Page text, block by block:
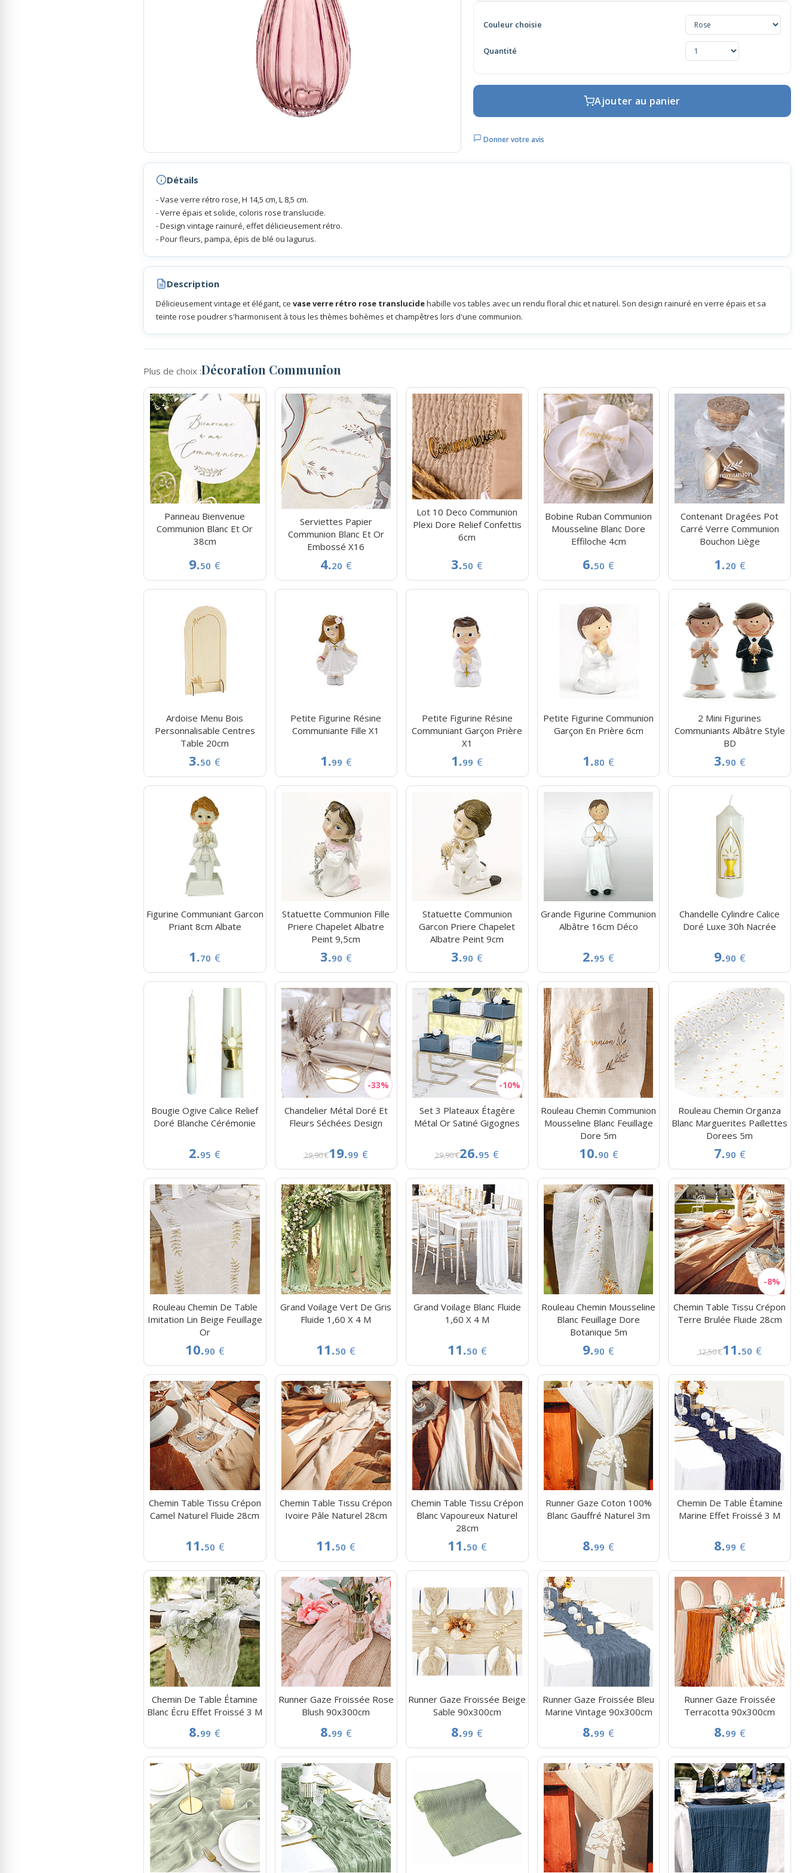
Scrapbooking, Loisirs Créatifs
Couleur choisie
Quantité
Ajouter au panier
Donner votre avis
Détails
- Vase verre rétro rose, H 14,5 cm, L 8,5 cm.
- Verre épais et solide, coloris rose translucide.
- Design vintage rainuré, effet délicieusement rétro.
- Pour fleurs, pampa, épis de blé ou lagurus.
Description
Délicieusement vintage et élégant, ce vase verre rétro rose translucidehabille vos tables avec un rendu floral chic et naturel. Son design rainuré en verre épais et sa
teinte rose poudrer s'harmonisent à tous les thèmes bohèmes et champêtres lors d'une communion.
Plus de choix :Décoration Communion
Panneau Bienvenue
Communion Blanc Et Or
38cm
9.50 €
Serviettes Papier
Communion Blanc Et Or
Embossé X16
4.20 €
Lot 10 Deco Communion
Plexi Dore Relief Confettis
6cm
3.50 €
Bobine Ruban Communion
Mousseline Blanc Dore
Effiloche 4cm
6.50 €
Contenant Dragées Pot
Carré Verre Communion
Bouchon Liège
1.20 €
Ardoise Menu Bois
Personnalisable Centres
Table 20cm
3.50 €
Petite Figurine Résine
Communiante Fille X1
1.99 €
Petite Figurine Résine
Communiant Garçon Prière
X1
1.99 €
Petite Figurine Communion
Garçon En Prière 6cm
1.80 €
2 Mini Figurines
Communiants Albâtre Style
BD
3.90 €
Figurine Communiant Garcon
Priant 8cm Albate
1.70 €
Statuette Communion Fille
Priere Chapelet Albatre
Peint 9,5cm
3.90 €
Statuette Communion
Garcon Priere Chapelet
Albatre Peint 9cm
3.90 €
Grande Figurine Communion
Albâtre 16cm Déco
2.95 €
Chandelle Cylindre Calice
Doré Luxe 30h Nacrée
9.90 €
Bougie Ogive Calice Relief
Doré Blanche Cérémonie
2.95 €
Chandelier Métal Doré Et
Fleurs Séchées Design
29,90 €19.99 €
Set 3 Plateaux Étagère
Métal Or Satiné Gigognes
29,90 €26.95 €
Rouleau Chemin Communion
Mousseline Blanc Feuillage
Dore 5m
10.90 €
Rouleau Chemin Organza
Blanc Marguerites Paillettes
Dorees 5m
7.90 €
Rouleau Chemin De Table
Imitation Lin Beige Feuillage
Or
10.90 €
Grand Voilage Vert De Gris
Fluide 1,60 X 4 M
11.50 €
Grand Voilage Blanc Fluide
1,60 X 4 M
11.50 €
Rouleau Chemin Mousseline
Blanc Feuillage Dore
Botanique 5m
9.90 €
Chemin Table Tissu Crépon
Terre Brulée Fluide 28cm
12,50 €11.50 €
Chemin Table Tissu Crépon
Camel Naturel Fluide 28cm
11.50 €
Chemin Table Tissu Crépon
Ivoire Pâle Naturel 28cm
11.50 €
Chemin Table Tissu Crépon
Blanc Vapoureux Naturel
28cm
11.50 €
Runner Gaze Coton 100%
Blanc Gauffré Naturel 3m
8.99 €
Chemin De Table Étamine
Marine Effet Froissé 3 M
8.99 €
Chemin De Table Étamine
Blanc Écru Effet Froissé 3 M
8.99 €
Runner Gaze Froissée Rose
Blush 90x300cm
8.99 €
Runner Gaze Froissée Beige
Sable 90x300cm
8.99 €
Runner Gaze Froissée Bleu
Marine Vintage 90x300cm
8.99 €
Runner Gaze Froissée
Terracotta 90x300cm
8.99 €